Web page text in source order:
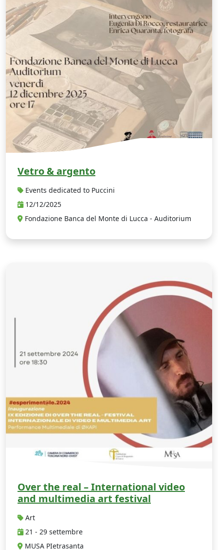
Vetro & argento
Events dedicated to Puccini
12/12/2025
Fondazione Banca del Monte di Lucca - Auditorium
Over the real – International video
and multimedia art festival
Art
21 - 29 settembre
MUSA PIetrasanta